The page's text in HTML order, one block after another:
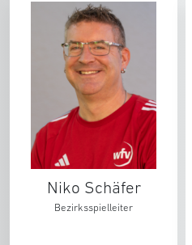
Niko Schäfer
Bezirksspielleiter